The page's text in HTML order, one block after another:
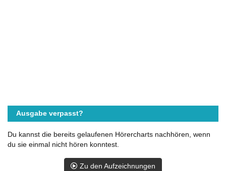
Ausgabe verpasst?
Du kannst die bereits gelaufenen Hörercharts nachhören, wenn
du sie einmal nicht hören konntest.
Zu den Aufzeichnungen